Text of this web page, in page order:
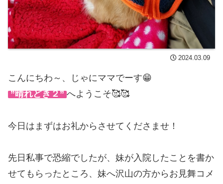
2024.03.09
こんにちわ～、じゃにママでーす😁
”晴れどき２” へようこそ🥰🥰
今日はまずはお礼からさせてくださませ！
先日私事で恐縮でしたが、妹が入院したことを書か
せてもらったところ、妹へ沢山の方からお見舞コメ